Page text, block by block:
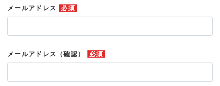
メールアドレス 必須
メールアドレス（確認） 必須